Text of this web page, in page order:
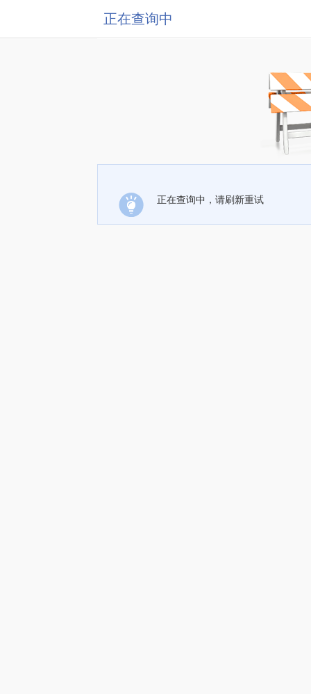
正在查询中
正在查询中，请刷新重试